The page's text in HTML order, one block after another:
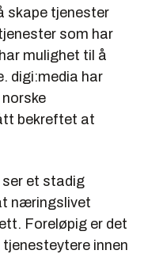
skape tjenester
som har
mulighet til å
digi:media har
bekreftet at
et stadig
næringslivet
Foreløpig er det
innen